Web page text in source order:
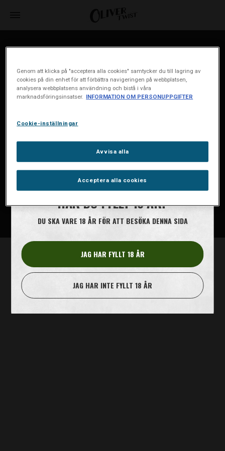
DK-5230 Odense M
info@oliver-twist.dk
Cookie-inställningar
Information om personuppgifter
HAR DU FYLLT 18 ÅR?
DU SKA VARE 18 ÅR FÖR ATT BESÖKA DENNA SIDA
JAG HAR FYLLT 18 ÅR
JAG HAR INTE FYLLT 18 ÅR
Genom att klicka på "acceptera alla cookies" samtycker du till lagring av
cookies på din enhet för att förbättra navigeringen på webbplatsen,
analysera webbplatsens användning och bistå i våra
marknadsföringsinsatser. INFORMATION OM PERSONUPPGIFTER
Cookie-inställningar
Avvisa alla
Acceptera alla cookies